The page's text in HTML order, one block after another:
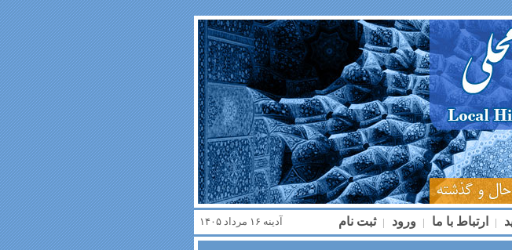
| ارتباط با ما | ورود | ثبت نام آدینه ۱۶ مرداد ۱۴۰۵